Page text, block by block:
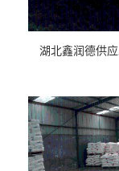
湖北鑫润德供